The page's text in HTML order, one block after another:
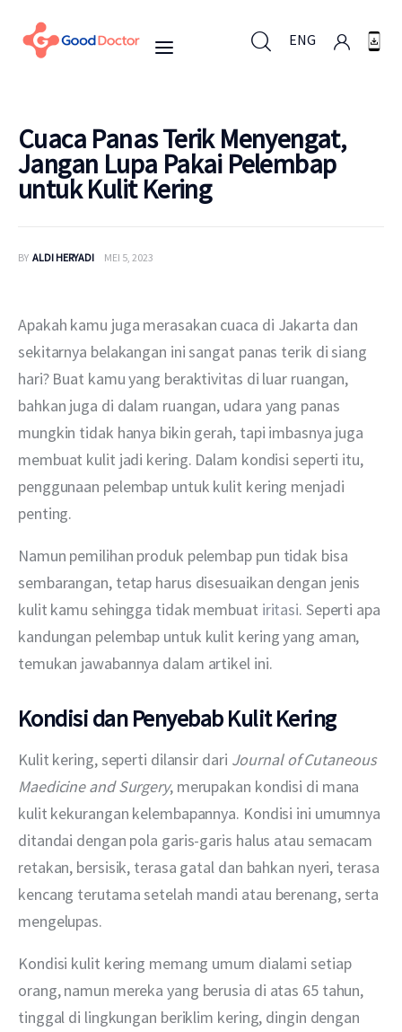
ENG
Untuk Bisnis
Berita
Layanan
Cuaca Panas Terik Menyengat,
Jangan Lupa Pakai Pelembap
untuk Kulit Kering
BY ALDI HERYADI MEI 5, 2023
Apakah kamu juga merasakan cuaca di Jakarta dan
sekitarnya belakangan ini sangat panas terik di siang
hari? Buat kamu yang beraktivitas di luar ruangan,
bahkan juga di dalam ruangan, udara yang panas
mungkin tidak hanya bikin gerah, tapi imbasnya juga
membuat kulit jadi kering. Dalam kondisi seperti itu,
penggunaan pelembap untuk kulit kering menjadi
penting.
Namun pemilihan produk pelembap pun tidak bisa
sembarangan, tetap harus disesuaikan dengan jenis
kulit kamu sehingga tidak membuat iritasi. Seperti apa
kandungan pelembap untuk kulit kering yang aman,
temukan jawabannya dalam artikel ini.
Kondisi dan Penyebab Kulit Kering
Kulit kering, seperti dilansir dari Journal of Cutaneous
Maedicine and Surgery, merupakan kondisi di mana
kulit kekurangan kelembapannya. Kondisi ini umumnya
ditandai dengan pola garis-garis halus atau semacam
retakan, bersisik, terasa gatal dan bahkan nyeri, terasa
kencang terutama setelah mandi atau berenang, serta
mengelupas.
Kondisi kulit kering memang umum dialami setiap
orang, namun mereka yang berusia di atas 65 tahun,
tinggal di lingkungan beriklim kering, dingin dengan